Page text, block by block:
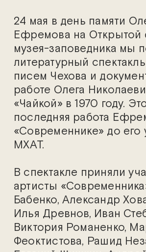
24 мая в день памяти
Ефремова на Открытой
музея-заповедника мы
литературный
писем Чехова и
работе Олега
«Чайкой» в 1970 году.
последняя работа
«Современнике» до его
МХАТ.
В спектакле приняли
артисты
Бабенко, Александр
Илья Древнов, Иван
Виктория Романенко,
Феоктистова, Рашид